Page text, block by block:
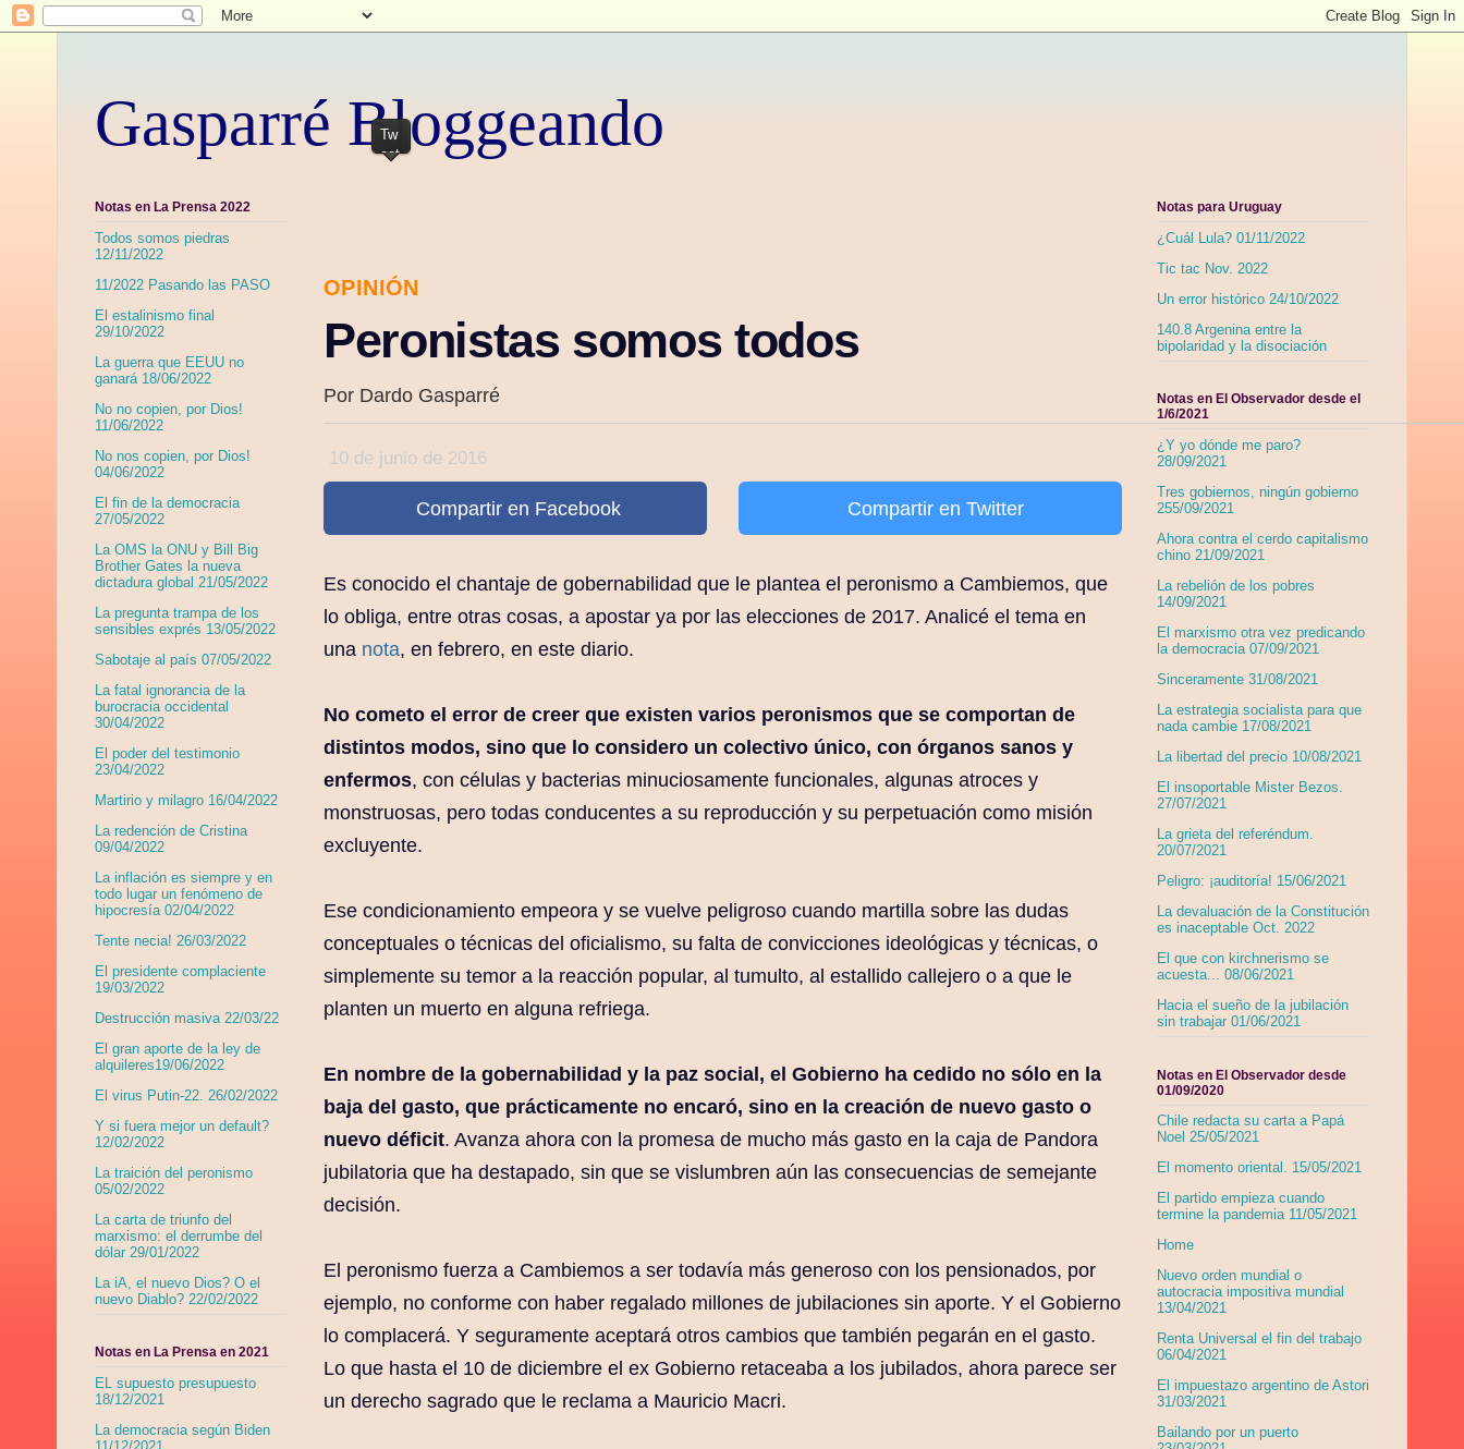
Gasparré Bloggeando
OPINIÓN
Peronistas somos todos
Por Dardo Gasparré
10 de junio de 2016
Compartir en Facebook Compartir en Twitter
Es conocido el chantaje de gobernabilidad que le plantea el peronismo a Cambiemos, que
lo obliga, entre otras cosas, a apostar ya por las elecciones de 2017. Analicé el tema en
una nota, en febrero, en este diario.
No cometo el error de creer que existen varios peronismos que se comportan de
distintos modos, sino que lo considero un colectivo único, con órganos sanos y
enfermos, con células y bacterias minuciosamente funcionales, algunas atroces y
monstruosas, pero todas conducentes a su reproducción y su perpetuación como misión
excluyente.
Ese condicionamiento empeora y se vuelve peligroso cuando martilla sobre las dudas
conceptuales o técnicas del oficialismo, su falta de convicciones ideológicas y técnicas, o
simplemente su temor a la reacción popular, al tumulto, al estallido callejero o a que le
planten un muerto en alguna refriega.
En nombre de la gobernabilidad y la paz social, el Gobierno ha cedido no sólo en la
baja del gasto, que prácticamente no encaró, sino en la creación de nuevo gasto o
nuevo déficit. Avanza ahora con la promesa de mucho más gasto en la caja de Pandora
jubilatoria que ha destapado, sin que se vislumbren aún las consecuencias de semejante
decisión.
El peronismo fuerza a Cambiemos a ser todavía más generoso con los pensionados, por
ejemplo, no conforme con haber regalado millones de jubilaciones sin aporte. Y el Gobierno
lo complacerá. Y seguramente aceptará otros cambios que también pegarán en el gasto.
Lo que hasta el 10 de diciembre el ex Gobierno retaceaba a los jubilados, ahora parece ser
un derecho sagrado que le reclama a Mauricio Macri.
Tw
eet
Notas en La Prensa 2022
Todos somos piedras
12/11/2022
11/2022 Pasando las PASO
El estalinismo final
29/10/2022
La guerra que EEUU no
ganará 18/06/2022
No no copien, por Dios!
11/06/2022
No nos copien, por Dios!
04/06/2022
El fin de la democracia
27/05/2022
La OMS la ONU y Bill Big
Brother Gates la nueva
dictadura global 21/05/2022
La pregunta trampa de los
sensibles exprés 13/05/2022
Sabotaje al país 07/05/2022
La fatal ignorancia de la
burocracia occidental
30/04/2022
El poder del testimonio
23/04/2022
Martirio y milagro 16/04/2022
La redención de Cristina
09/04/2022
La inflación es siempre y en
todo lugar un fenómeno de
hipocresía 02/04/2022
Tente necia! 26/03/2022
El presidente complaciente
19/03/2022
Destrucción masiva 22/03/22
El gran aporte de la ley de
alquileres19/06/2022
El virus Putin-22. 26/02/2022
Y si fuera mejor un default?
12/02/2022
La traición del peronismo
05/02/2022
La carta de triunfo del
marxismo: el derrumbe del
dólar 29/01/2022
La iA, el nuevo Dios? O el
nuevo Diablo? 22/02/2022
Notas en La Prensa en 2021
EL supuesto presupuesto
18/12/2021
La democracia según Biden
Notas para Uruguay
¿Cuál Lula? 01/11/2022
Tic tac Nov. 2022
Un error histórico 24/10/2022
140.8 Argenina entre la
bipolaridad y la disociación
Notas en El Observador desde el
1/6/2021
¿Y yo dónde me paro?
28/09/2021
Tres gobiernos, ningún gobierno
255/09/2021
Ahora contra el cerdo capitalismo
chino 21/09/2021
La rebelión de los pobres
14/09/2021
El marxismo otra vez predicando
la democracia 07/09/2021
Sinceramente 31/08/2021
La estrategia socialista para que
nada cambie 17/08/2021
La libertad del precio 10/08/2021
El insoportable Mister Bezos.
27/07/2021
La grieta del referéndum.
20/07/2021
Peligro: ¡auditoría! 15/06/2021
La devaluación de la Constitución
es inaceptable Oct. 2022
El que con kirchnerismo se
acuesta... 08/06/2021
Hacia el sueño de la jubilación
sin trabajar 01/06/2021
Notas en El Observador desde
01/09/2020
Chile redacta su carta a Papá
Noel 25/05/2021
El momento oriental. 15/05/2021
El partido empieza cuando
termine la pandemia 11/05/2021
Home
Nuevo orden mundial o
autocracia impositiva mundial
13/04/2021
Renta Universal el fin del trabajo
06/04/2021
El impuestazo argentino de Astori
31/03/2021
Bailando por un puerto